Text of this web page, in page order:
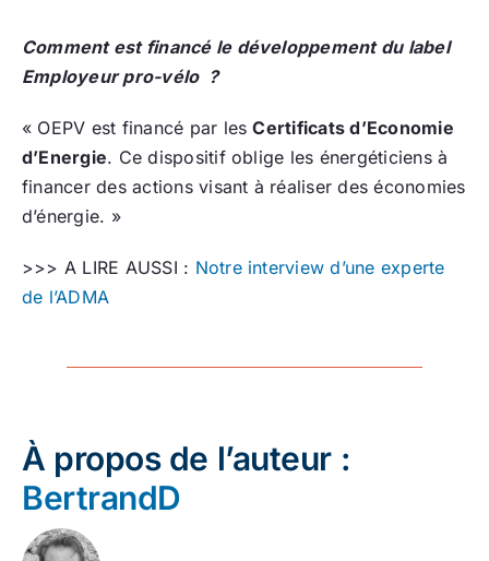
Comment est financé le développement du label
Employeur pro-vélo ?
« OEPV est financé par lesCertificats d’Economie
d’Energie. Ce dispositif oblige les énergéticiens à
financer des actions visant à réaliser des économies
d’énergie. »
>>> A LIRE AUSSI : Notre interview d’une experte
de l’ADMA
À propos de l’auteur :
BertrandD